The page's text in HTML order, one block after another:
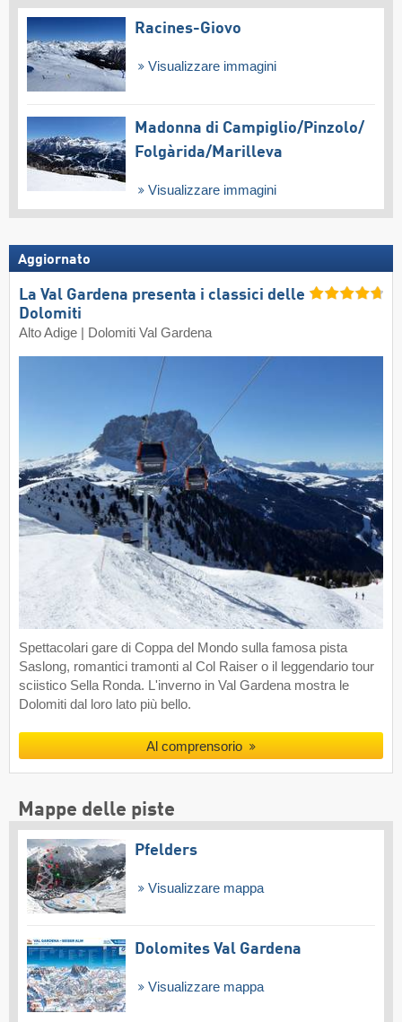
Racines-Giovo
Visualizzare immagini
Madonna di Campiglio/​Pinzolo/​
Folgàrida/​Marilleva
Visualizzare immagini
Aggiornato
La Val Gardena presenta i classici delle
Dolomiti
Alto Adige | Dolomiti Val Gardena
Spettacolari gare di Coppa del Mondo sulla famosa pista
Saslong, romantici tramonti al Col Raiser o il leggendario tour
sciistico Sella Ronda. L'inverno in Val Gardena mostra le
Dolomiti dal loro lato più bello.
Al comprensorio
Mappe delle piste
Pfelders
Visualizzare mappa
Dolomites Val Gardena
Visualizzare mappa